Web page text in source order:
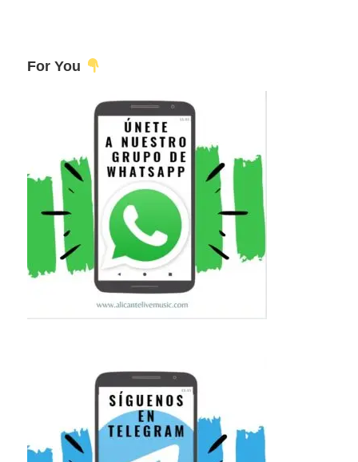
For You